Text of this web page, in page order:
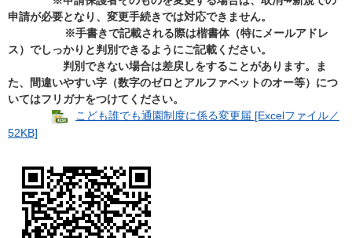
申請が必要となり、変更手続きでは対応できません。
※手書きで記載される際は楷書体（特にメールアドレ
ス）でしっかりと判別できるようにご記載ください。
判別できない場合は差戻しをすることがあります。ま
た、間違いやすい字（数字のゼロとアルファベットのオー等）につ
いてはフリガナをつけてください。
こども誰でも通園制度に係る変更届 [Excelファイル／
52KB]